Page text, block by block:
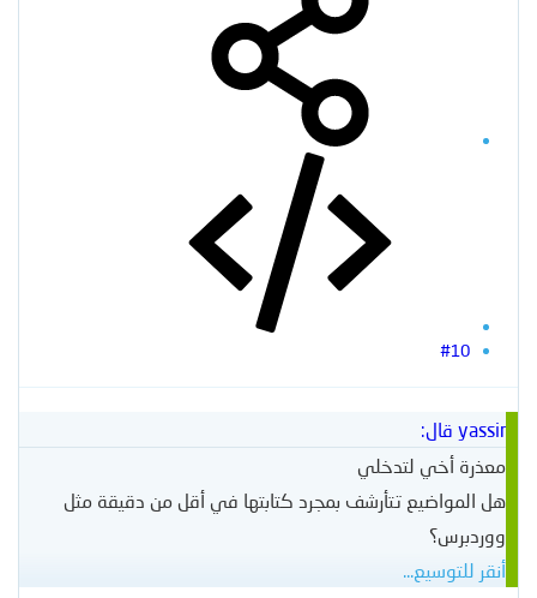
#10
yassir قال:
معذرة أخي لتدخلي
هل المواضيع تتأرشف بمجرد كتابتها في أقل من دقيقة مثل
ووردبرس؟
أنقر للتوسيع...